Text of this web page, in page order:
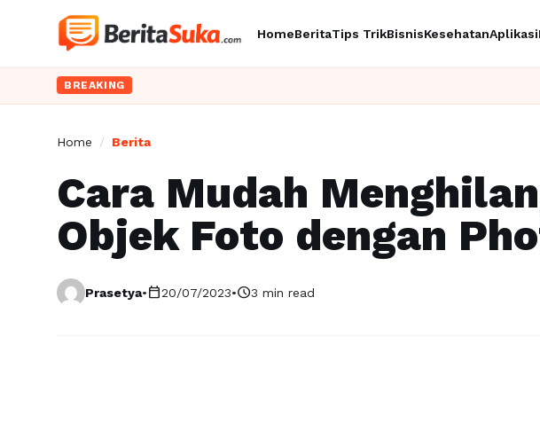
HomeBeritaTips TrikBisnisKesehatanAplikasi
BREAKING
Home / Berita
Cara Mudah
Objek Foto dengan
Prasetya•calendar_today20/07/2023•schedule3 min read